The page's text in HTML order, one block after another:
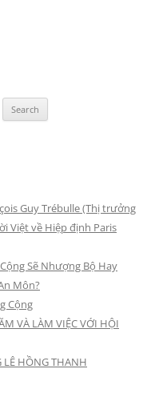
Guy Trébulle (Thị trưởng
Việt về Hiệp định Paris
Sẽ Nhượng Bộ Hay
Môn?
Cộng
VÀ LÀM VIỆC VỚI HỘI
HỒNG THANH